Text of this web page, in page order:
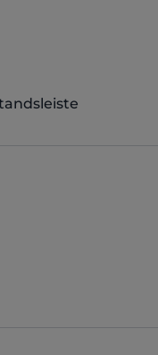
5 sterren
5 sterren